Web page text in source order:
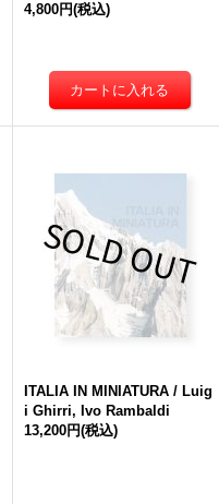
4,800円(税込)
ITALIA IN MINIATURA / Luig
i Ghirri, Ivo Rambaldi
13,200円(税込)